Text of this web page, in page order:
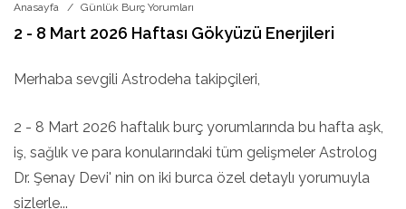
Anasayfa Günlük Burç Yorumları
2 - 8 Mart 2026 Haftası Gökyüzü Enerjileri
Merhaba sevgili Astrodeha takipçileri,
2 - 8 Mart 2026 haftalık burç yorumlarında bu hafta aşk,
iş, sağlık ve para konularındaki tüm gelişmeler Astrolog
Dr. Şenay Devi' nin on iki burca özel detaylı yorumuyla
sizlerle...